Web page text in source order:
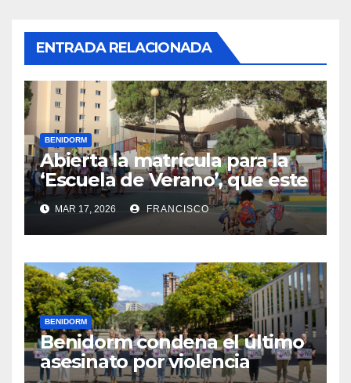
ENTRADA RELACIONADA
BENIDORM
Abierta la matrícula para la
‘Escuela de Verano’, que este
año se ubica en el CEIP Puig
Campana
MAR 17, 2026 FRANCISCO
BENIDORM
Benidorm condena el último
asesinato por violencia